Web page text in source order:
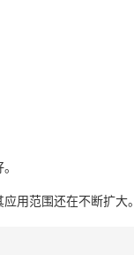
用范围还在不断扩大。